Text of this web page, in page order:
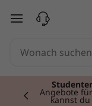
Tzum Hauptinhalt
Angebote
kannst du
Currently